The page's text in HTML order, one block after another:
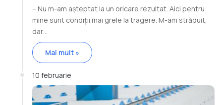
– Nu m-am așteptat la un oricare rezultat. Aici pentru
mine sunt condiții mai grele la tragere. M-am străduit,
dar…
Mai mult »
10 februarie